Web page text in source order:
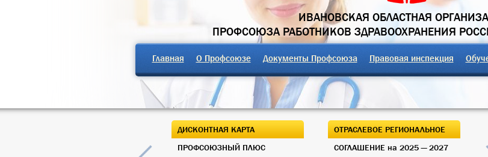
ИВАНОВСКАЯ ОБЛАСТНАЯ
ПРОФСОЮЗА РАБОТНИКОВ ЗДРАВООХРАНЕНИЯ
Главная О Профсоюзе Документы Профсоюза Правовая инспекция
ДИСКОНТНАЯ КАРТА
ПРОФСОЮЗНЫЙ ПЛЮС
ОТРАСЛЕВОЕ РЕГИОНАЛЬНОЕ
СОГЛАШЕНИЕ на 2025 — 2027